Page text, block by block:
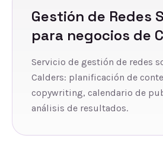
Gestión de Redes
para negocios de
Servicio de gestión de redes
Calders: planificación de
copywriting, calendario de
análisis de resultados.